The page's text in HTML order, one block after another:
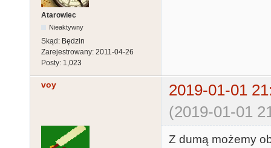
Atarowiec
Nieaktywny
Skąd: Będzin
Zarejestrowany: 2011-04-26
Posty: 1,023
voy
2019-01-01
(2019-01-01
Z dumą możemy